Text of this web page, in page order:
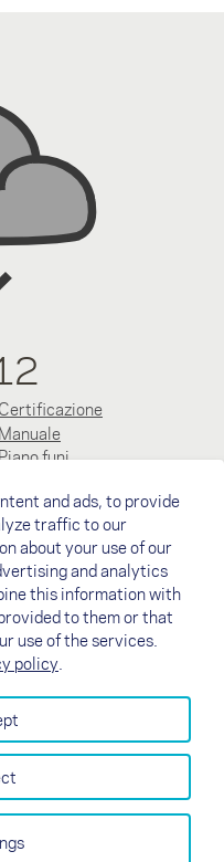
Certificazione
Manuale
funi
AGB
and ads, to provide
traffic to our
about your use of our
and analytics
this information with
to them or that
use of the services.
policy.